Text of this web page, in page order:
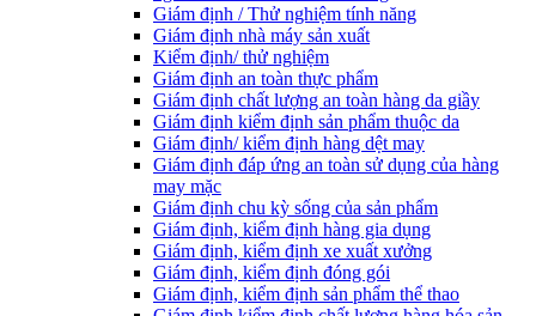
Giám định / Thử nghiệm tính năng
Giám định nhà máy sản xuất
Kiểm định/ thử nghiệm
Giám định an toàn thực phẩm
Giám định chất lượng an toàn hàng da giầy
Giám định kiểm định sản phẩm thuộc da
Giám định/ kiểm định hàng dệt may
Giám định đáp ứng an toàn sử dụng của hàng
may mặc
Giám định chu kỳ sống của sản phẩm
Giám định, kiểm định hàng gia dụng
Giám định, kiểm định xe xuất xưởng
Giám định, kiểm định đóng gói
Giám định, kiểm định sản phẩm thể thao